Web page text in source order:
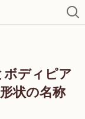
ボディピア
状の名称